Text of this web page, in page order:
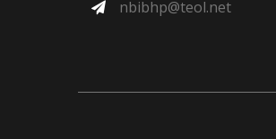
nbibhp@teol.net